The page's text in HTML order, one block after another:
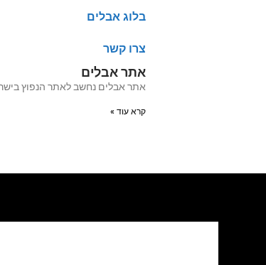
בלוג אבלים
צרו קשר
אתר אבלים
אתר אבלים נחשב לאתר הנפוץ בישראל לפרסום מודעות אבל
קרא עוד »